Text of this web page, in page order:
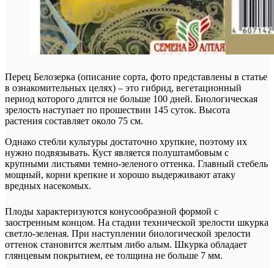
Перец Белозерка (описание сорта, фото представлены в статье
в ознакомительных целях) – это гибрид, вегетационный
период которого длится не больше 100 дней. Биологическая
зрелость наступает по прошествии 145 суток. Высота
растения составляет около 75 см.
Однако стебли культуры достаточно хрупкие, поэтому их
нужно подвязывать. Куст является полуштамбовым с
крупными листьями темно-зеленого оттенка. Главный стебель
мощный, корни крепкие и хорошо выдерживают атаку
вредных насекомых.
Плоды характеризуются конусообразной формой с
заостренным концом. На стадии технической зрелости шкурка
светло-зеленая. При наступлении биологической зрелости
оттенок становится желтым либо алым. Шкурка обладает
глянцевым покрытием, ее толщина не больше 7 мм.